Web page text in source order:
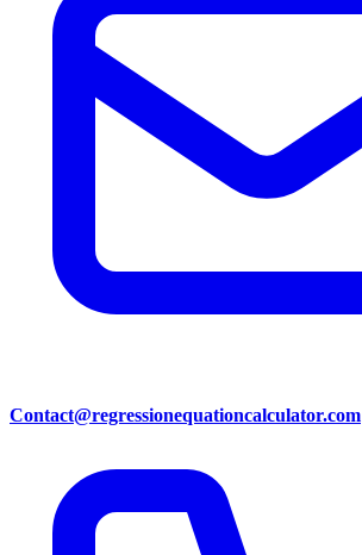
Contact@regressionequationcalculator.com